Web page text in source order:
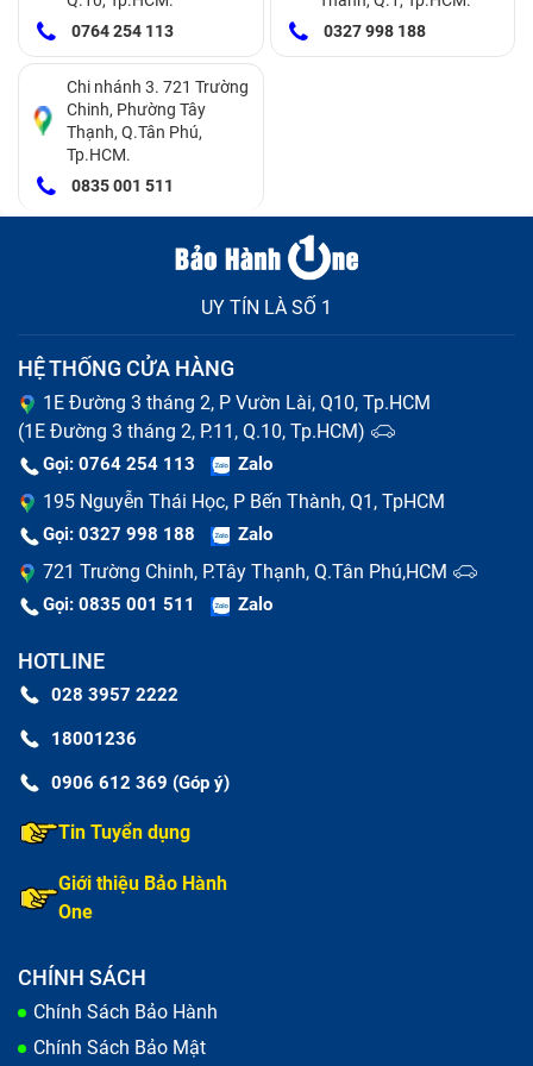
Tab S7 có 4 phần:
Màn hình LCD
Cảm ứng
Film
Lớp kính ngoài
Khi 1 trong 4 lớp cấu tạo màn hình này bị tổn thương,
khả năng điện thoại Samsung Tab S7 bị hỏng màn
hình là tương đối cao. Câu hỏi đặt ra là, vì sao có lúc
cần thay nguyên bộ màn hình, có lúc chỉ cần thay mặt
kính? Chúng khác nhau ở điểm nào?
Thay màn hình nguyên bộ và thay mặt kính là hai khái
niệm dễ bị nhầm lẫn
Trong trường hợp màn hình Samsung Tab S7 bị mờ
hiển thị, chất lượng hình ảnh không rõ nét, sai tông, bị
đốm, sọc; đặc biệt là cảm ứng trên màn không còn
0764 254 113
0327 998 188
Chi nhánh 3. 721 Trường
Chinh, Phường Tây
Thạnh, Q.Tân Phú,
Tp.HCM.
0835 001 511
UY TÍN LÀ SỐ 1
HỆ THỐNG CỬA HÀNG
1E Đường 3 tháng 2, P Vườn Lài, Q10, Tp.HCM
(1E Đường 3 tháng 2, P.11, Q.10, Tp.HCM)
Gọi: 0764 254 113 Zalo
195 Nguyễn Thái Học, P Bến Thành, Q1, TpHCM
Gọi: 0327 998 188 Zalo
721 Trường Chinh, P.Tây Thạnh, Q.Tân Phú,HCM
Gọi: 0835 001 511 Zalo
HOTLINE
028 3957 2222
18001236
0906 612 369 (Góp ý)
Tin Tuyển dụng
Giới thiệu Bảo Hành
One
CHÍNH SÁCH
Chính Sách Bảo Hành
Chính Sách Bảo Mật